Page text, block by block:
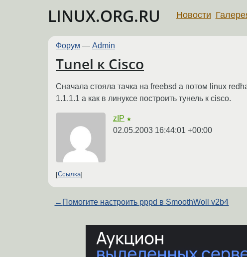
LINUX.ORG.RU Новости
Форум — Admin
Tunel к Cisco
Сначала стояла тачка на freebsd а потом linux
1.1.1.1 а как в линуксе построить тунель к cisco.
zIP ★
02.05.2003 16:44:01 +00:00
Ссылка
← Помогите настроить pppd в SmoothWoll v2b4